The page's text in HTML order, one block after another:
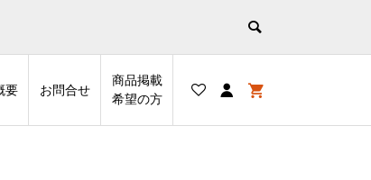
要 お問合せ
商品掲載
希望の⽅